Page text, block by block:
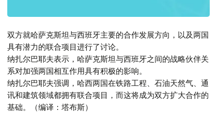
双方就哈萨克斯坦与西班牙主要的合作发展方向，以及两国
具有潜力的联合项目进行了讨论。
纳扎尔巴耶夫表示，哈萨克斯坦与西班牙之间的战略伙伴关
系对加强两国相互作用具有积极的影响。
纳扎尔巴耶夫强调，哈西两国在铁路工程、石油天然气、通
讯和建筑领域都拥有联合项目，而这将成为双方扩大合作的
基础。（编译：塔布斯）